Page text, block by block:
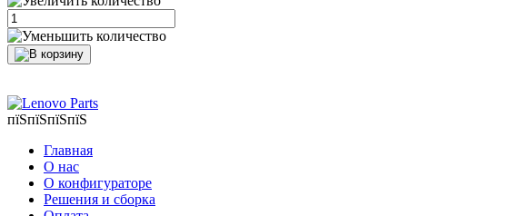
пїЅпїЅпїЅпїЅ
Главная
О нас
О конфигураторе
Решения и сборка